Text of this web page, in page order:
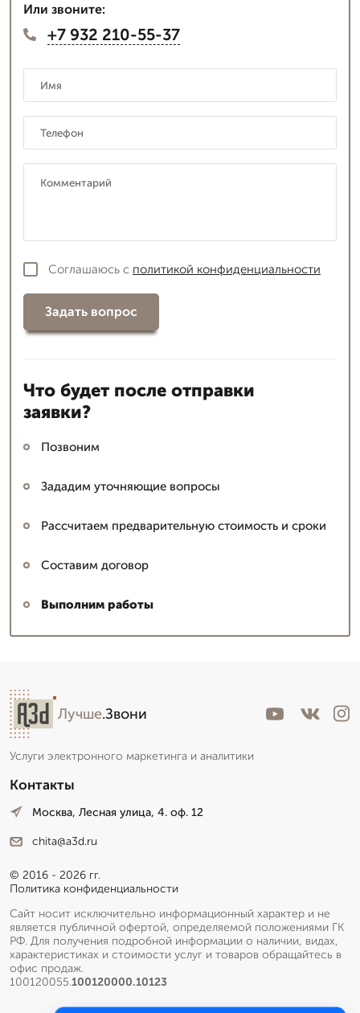
Или звоните:
+7 932 210-55-37
Соглашаюсь с политикой конфиденциальности
Задать вопрос
Что будет после отправки
заявки?
Позвоним
Зададим уточняющие вопросы
Рассчитаем предварительную стоимость и сроки
Составим договор
Выполним работы
Лучше.Звони
Услуги электронного маркетинга и аналитики
Контакты
Москва, Лесная улица, 4. оф. 12
chita@a3d.ru
© 2016 - 2026 гг.
Политика конфиденциальности
Сайт носит исключительно информационный характер и не
является публичной офертой, определяемой положениями ГК
РФ. Для получения подробной информации о наличии, видах,
характеристиках и стоимости услуг и товаров обращайтесь в
офис продаж.
100120055.100120000.10123